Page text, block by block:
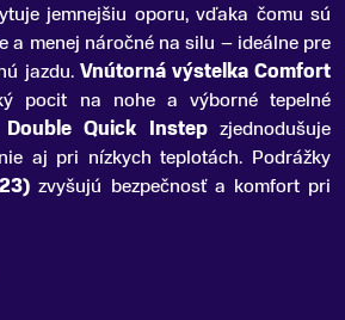
jemnejšiu oporu, vďaka čomu sú
a menej náročné na silu – ideálne pre
jazdu. Vnútorná výstelka Comfort
pocit na nohe a výborné tepelné
Double Quick Instepzjednodušuje
aj pri nízkych teplotách. Podrážky
zvyšujú bezpečnosť a komfort pri